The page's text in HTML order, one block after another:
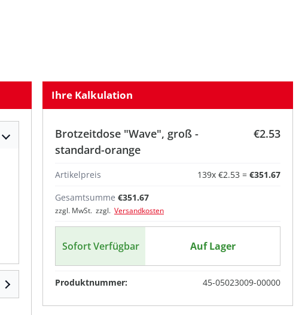
rot
Ihre Kalkulation
Brotzeitdose "Wave", groß -
standard-orange
€2.53
Artikelpreis 139x €2.53 = €351.67
Gesamtsumme €351.67
zzgl. MwSt. zzgl. Versandkosten
Sofort Verfügbar Auf Lager
Produktnummer: 45-05023009-00000